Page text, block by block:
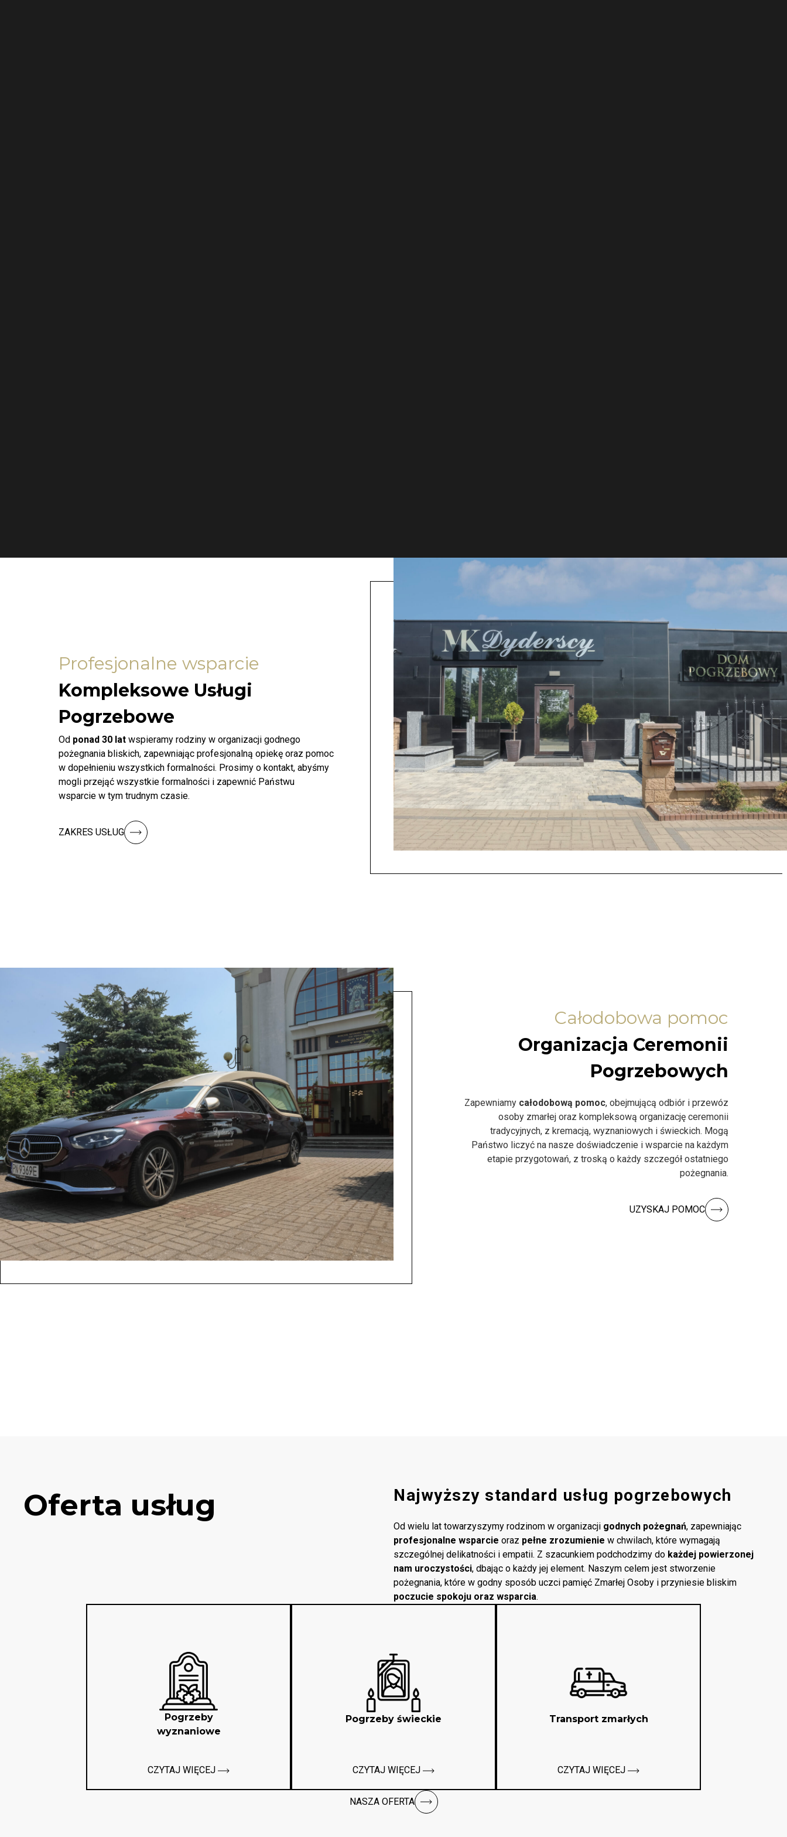
Profesjonalne wsparcie
Kompleksowe Usługi
Pogrzebowe
Od ponad 30 lat wspieramy rodziny w organizacji godnego
pożegnania bliskich, zapewniając profesjonalną opiekę oraz pomoc
w dopełnieniu wszystkich formalności. Prosimy o kontakt, abyśmy
mogli przejąć wszystkie formalności i zapewnić Państwu
wsparcie w tym trudnym czasie.
ZAKRES USŁUG
Całodobowa pomoc
Organizacja Ceremonii
Pogrzebowych
Zapewniamy całodobową pomoc, obejmującą odbiór i przewóz
osoby zmarłej oraz kompleksową organizację ceremonii
tradycyjnych, z kremacją, wyznaniowych i świeckich. Mogą
Państwo liczyć na nasze doświadczenie i wsparcie na każdym
etapie przygotowań, z troską o każdy szczegół ostatniego
pożegnania.
UZYSKAJ POMOC
Oferta usług Najwyższy standard usług pogrzebowych
Od wielu lat towarzyszymy rodzinom w organizacji godnych pożegnań, zapewniając
profesjonalne wsparcie oraz pełne zrozumienie w chwilach, które wymagają
szczególnej delikatności i empatii. Z szacunkiem podchodzimy do każdej powierzonej
nam uroczystości, dbając o każdy jej element. Naszym celem jest stworzenie
pożegnania, które w godny sposób uczci pamięć Zmarłej Osoby i przyniesie bliskim
poczucie spokoju oraz wsparcia.
Pogrzeby
wyznaniowe
CZYTAJ WIĘCEJ
Pogrzeby świeckie
CZYTAJ WIĘCEJ
Transport zmarłych
CZYTAJ WIĘCEJ
NASZA OFERTA